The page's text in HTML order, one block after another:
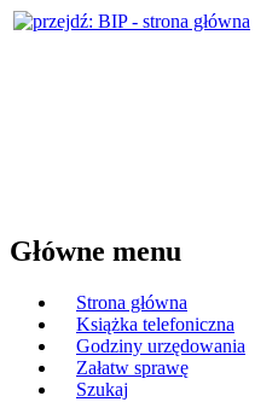
Główne menu
Strona główna
Książka telefoniczna
Godziny urzędowania
Załatw sprawę
Szukaj